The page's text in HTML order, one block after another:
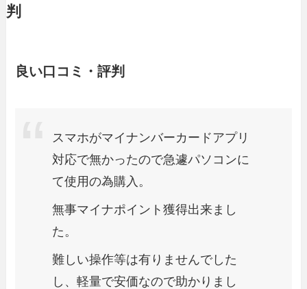
判
良い口コミ・評判
スマホがマイナンバーカードアプリ
対応で無かったので急遽パソコンに
て使用の為購入。
無事マイナポイント獲得出来まし
た。
難しい操作等は有りませんでした
し、軽量で安価なので助かりまし